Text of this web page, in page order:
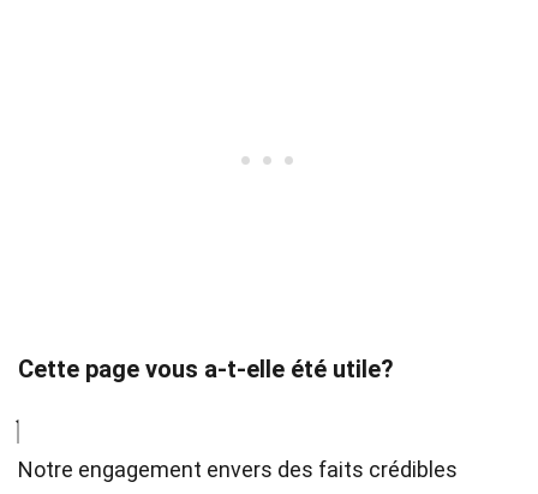
Cette page vous a-t-elle été utile?
Notre engagement envers des faits crédibles